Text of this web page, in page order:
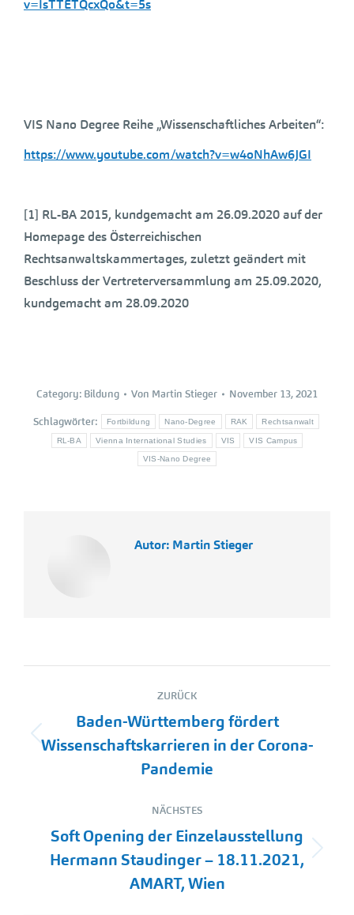
v=IsTTETQcxQo&t=5s
VIS Nano Degree Reihe „Wissenschaftliches Arbeiten“:
https://www.youtube.com/watch?v=w4oNhAw6JGI
[1] RL-BA 2015, kundgemacht am 26.09.2020 auf der
Homepage des Österreichischen
Rechtsanwaltskammertages, zuletzt geändert mit
Beschluss der Vertreterversammlung am 25.09.2020,
kundgemacht am 28.09.2020
Category: Bildung Von Martin Stieger November 13, 2021
Schlagwörter: Fortbildung Nano-Degree RAK Rechtsanwalt
RL-BA Vienna International Studies VIS VIS Campus
VIS-Nano Degree
Autor: Martin Stieger
Kommentarnavigation
ZURÜCK
Vorheriger
Beitrag:
Baden-Württemberg fördert
Wissenschaftskarrieren in der Corona-
Pandemie
NÄCHSTES
Nächster
Beitrag:
Soft Opening der Einzelausstellung
Hermann Staudinger – 18.11.2021,
AMART, Wien